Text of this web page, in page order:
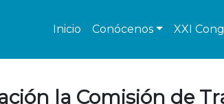
Inicio Conócenos XXI
la Comisión de